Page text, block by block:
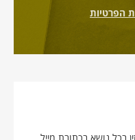
הפרטיות